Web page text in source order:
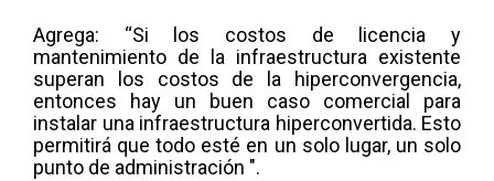
Agrega: “Si los costos de licencia y
mantenimiento de la infraestructura existente
superan los costos de la hiperconvergencia,
entonces hay un buen caso comercial para
instalar una infraestructura hiperconvertida. Esto
permitirá que todo esté en un solo lugar, un solo
punto de administración ".